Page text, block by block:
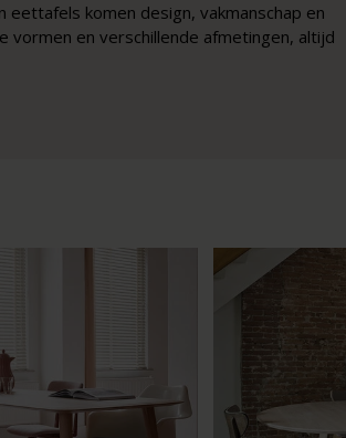
eettafels komen design, vakmanschap en
vormen en verschillende afmetingen, altijd